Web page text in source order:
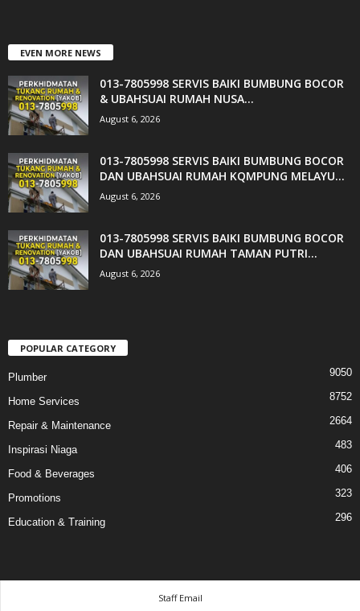
EVEN MORE NEWS
013-7805998 SERVIS BAIKI BUMBUNG BOCOR
& UBAHSUAI RUMAH NUSA...
August 6, 2026
013-7805998 SERVIS BAIKI BUMBUNG BOCOR
DAN UBAHSUAI RUMAH KQMPUNG MELAYU...
August 6, 2026
013-7805998 SERVIS BAIKI BUMBUNG BOCOR
DAN UBAHSUAI RUMAH TAMAN PUTRI...
August 6, 2026
POPULAR CATEGORY
Plumber 9050
Home Services 8752
Repair & Maintenance 2664
Inspirasi Niaga 483
Food & Beverages 406
Promotions 323
Education & Training 296
Staff Email